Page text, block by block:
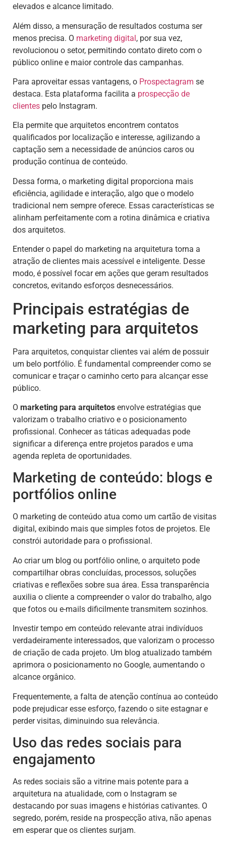
elevados e alcance limitado.
Além disso, a mensuração de resultados costuma ser
menos precisa. O marketing digital, por sua vez,
revolucionou o setor, permitindo contato direto com o
público online e maior controle das campanhas.
Para aproveitar essas vantagens, o Prospectagram se
destaca. Esta plataforma facilita a prospecção de
clientes pelo Instagram.
Ela permite que arquitetos encontrem contatos
qualificados por localização e interesse, agilizando a
captação sem a necessidade de anúncios caros ou
produção contínua de conteúdo.
Dessa forma, o marketing digital proporciona mais
eficiência, agilidade e interação, algo que o modelo
tradicional nem sempre oferece. Essas características se
alinham perfeitamente com a rotina dinâmica e criativa
dos arquitetos.
Entender o papel do marketing na arquitetura torna a
atração de clientes mais acessível e inteligente. Desse
modo, é possível focar em ações que geram resultados
concretos, evitando esforços desnecessários.
Principais estratégias de
marketing para arquitetos
Para arquitetos, conquistar clientes vai além de possuir
um belo portfólio. É fundamental compreender como se
comunicar e traçar o caminho certo para alcançar esse
público.
O marketing para arquitetos envolve estratégias que
valorizam o trabalho criativo e o posicionamento
profissional. Conhecer as táticas adequadas pode
significar a diferença entre projetos parados e uma
agenda repleta de oportunidades.
Marketing de conteúdo: blogs e
portfólios online
O marketing de conteúdo atua como um cartão de visitas
digital, exibindo mais que simples fotos de projetos. Ele
constrói autoridade para o profissional.
Ao criar um blog ou portfólio online, o arquiteto pode
compartilhar obras concluídas, processos, soluções
criativas e reflexões sobre sua área. Essa transparência
auxilia o cliente a compreender o valor do trabalho, algo
que fotos ou e-mails dificilmente transmitem sozinhos.
Investir tempo em conteúdo relevante atrai indivíduos
verdadeiramente interessados, que valorizam o processo
de criação de cada projeto. Um blog atualizado também
aprimora o posicionamento no Google, aumentando o
alcance orgânico.
Frequentemente, a falta de atenção contínua ao conteúdo
pode prejudicar esse esforço, fazendo o site estagnar e
perder visitas, diminuindo sua relevância.
Uso das redes sociais para
engajamento
As redes sociais são a vitrine mais potente para a
arquitetura na atualidade, com o Instagram se
destacando por suas imagens e histórias cativantes. O
segredo, porém, reside na prospecção ativa, não apenas
em esperar que os clientes surjam.